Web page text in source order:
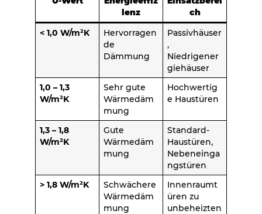
ienz
ch
< 1,0 W/m²K
Hervorragen
de
Dämmung
Passivhäuser
,
Niedrigener
giehäuser
1,0 – 1,3
W/m²K
Sehr gute
Wärmedäm
mung
Hochwertig
e Haustüren
1,3 – 1,8
W/m²K
Gute
Wärmedäm
mung
Standard-
Haustüren,
Nebeneinga
ngstüren
> 1,8 W/m²K
Schwächere
Wärmedäm
mung
Innenraumt
üren zu
unbeheizten